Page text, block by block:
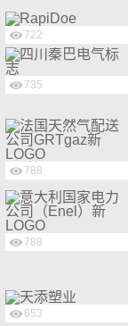
722
735
788
788
653